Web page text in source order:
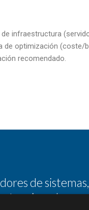
infraestructura
de optimización (coste/
recomendado.
de sistemas,
tecnicos de